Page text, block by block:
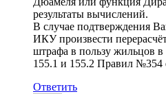
результаты вычислений.
В случае подтверждения
ИКУ произвести
штрафа в пользу жильцов в
155.1 и 155.2 Правил №354
Ответить